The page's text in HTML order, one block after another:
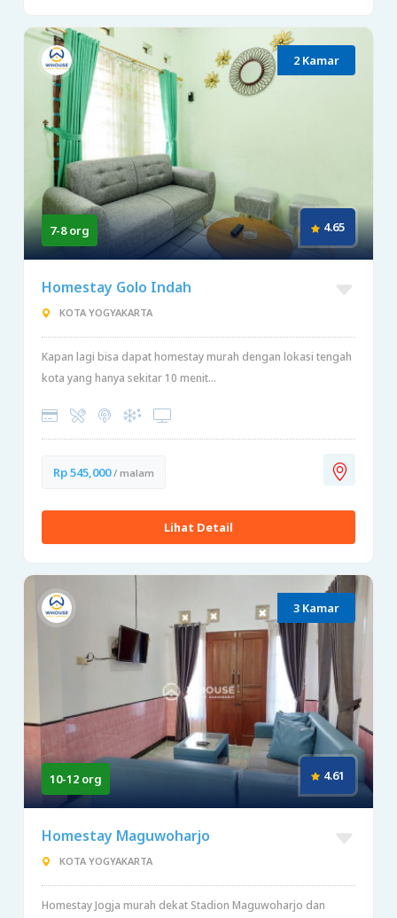
2 Kamar
7-8 org 4.65
Homestay Golo Indah
KOTA YOGYAKARTA
Kapan lagi bisa dapat homestay murah dengan lokasi tengah
kota yang hanya sekitar 10 menit...
Rp 545,000/ malam
Lihat Detail
3 Kamar
10-12 org 4.61
Homestay Maguwoharjo
KOTA YOGYAKARTA
Homestay Jogja murah dekat Stadion Maguwoharjo dan